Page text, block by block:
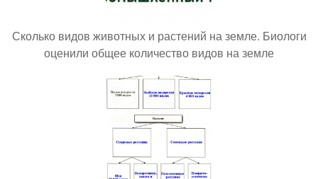
Сколько видов животных и растений на земле. Биологи
оценили общее количество видов на земле